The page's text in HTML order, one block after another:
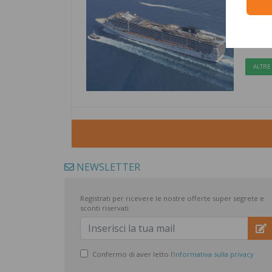
NEWSLETTER
Registrati per ricevere le nostre offerte super segrete e
sconti riservati
Confermo di aver letto l'informativa sulla privacy